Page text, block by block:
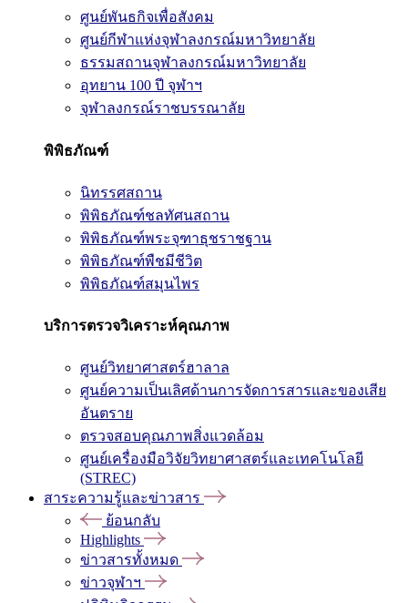
ศูนย์พันธกิจเพื่อสังคม
ศูนย์กีฬาแห่งจุฬาลงกรณ์มหาวิทยาลัย
ธรรมสถานจุฬาลงกรณ์มหาวิทยาลัย
อุทยาน 100 ปี จุฬาฯ
จุฬาลงกรณ์ราชบรรณาลัย
พิพิธภัณฑ์
นิทรรศสถาน
พิพิธภัณฑ์ชลทัศนสถาน
พิพิธภัณฑ์พระจุฑาธุชราชฐาน
พิพิธภัณฑ์พืชมีชีวิต
พิพิธภัณฑ์สมุนไพร
บริการตรวจวิเคราะห์คุณภาพ
ศูนย์วิทยาศาสตร์ฮาลาล
ศูนย์ความเป็นเลิศด้านการจัดการสารและของเสีย
อันตราย
ตรวจสอบคุณภาพสิ่งแวดล้อม
ศูนย์เครื่องมือวิจัยวิทยาศาสตร์และเทคโนโลยี
(STREC)
สาระความรู้และข่าวสาร
ย้อนกลับ
Highlights
ข่าวสารทั้งหมด
ข่าวจุฬาฯ